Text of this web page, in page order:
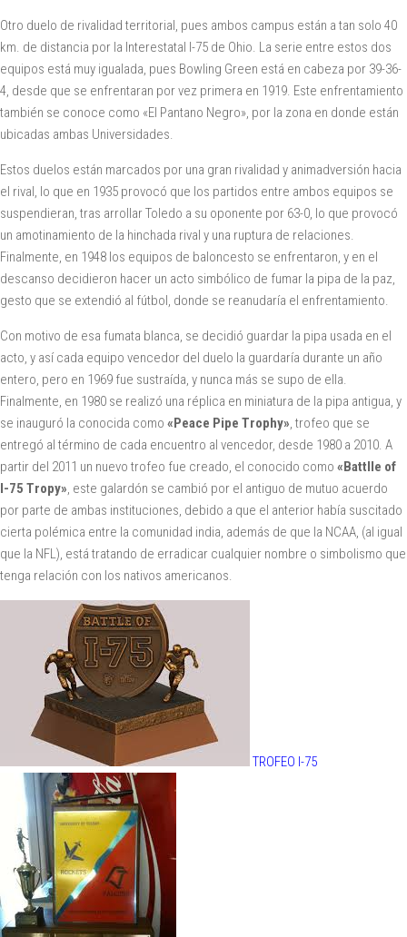
Otro duelo de rivalidad territorial, pues ambos campus están a tan solo 40
km. de distancia por la Interestatal I-75 de Ohio. La serie entre estos dos
equipos está muy igualada, pues Bowling Green está en cabeza por 39-36-
4, desde que se enfrentaran por vez primera en 1919. Este enfrentamiento
también se conoce como «El Pantano Negro», por la zona en donde están
ubicadas ambas Universidades.
Estos duelos están marcados por una gran rivalidad y animadversión hacia
el rival, lo que en 1935 provocó que los partidos entre ambos equipos se
suspendieran, tras arrollar Toledo a su oponente por 63-0, lo que provocó
un amotinamiento de la hinchada rival y una ruptura de relaciones.
Finalmente, en 1948 los equipos de baloncesto se enfrentaron, y en el
descanso decidieron hacer un acto simbólico de fumar la pipa de la paz,
gesto que se extendió al fútbol, donde se reanudaría el enfrentamiento.
Con motivo de esa fumata blanca, se decidió guardar la pipa usada en el
acto, y así cada equipo vencedor del duelo la guardaría durante un año
entero, pero en 1969 fue sustraída, y nunca más se supo de ella.
Finalmente, en 1980 se realizó una réplica en miniatura de la pipa antigua, y
se inauguró la conocida como «Peace Pipe Trophy», trofeo que se
entregó al término de cada encuentro al vencedor, desde 1980 a 2010. A
partir del 2011 un nuevo trofeo fue creado, el conocido como «Battlle of
I-75 Tropy», este galardón se cambió por el antiguo de mutuo acuerdo
por parte de ambas instituciones, debido a que el anterior había suscitado
cierta polémica entre la comunidad india, además de que la NCAA, (al igual
que la NFL), está tratando de erradicar cualquier nombre o simbolismo que
tenga relación con los nativos americanos.
TROFEO I-75